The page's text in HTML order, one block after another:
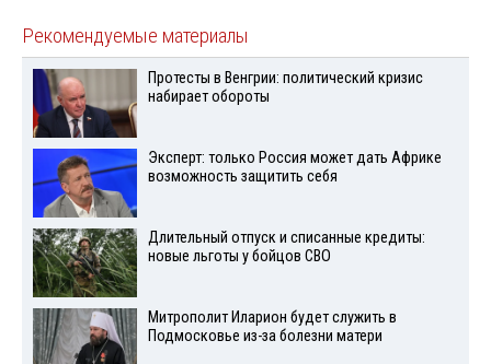
Рекомендуемые материалы
Протесты в Венгрии: политический кризис
набирает обороты
Эксперт: только Россия может дать Африке
возможность защитить себя
Длительный отпуск и списанные кредиты:
новые льготы у бойцов СВО
Митрополит Иларион будет служить в
Подмосковье из-за болезни матери